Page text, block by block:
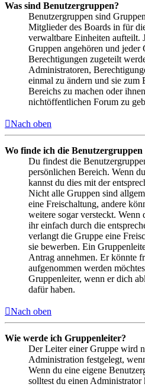
Was sind Benutzergruppen?
Benutzergruppen sind
Mitglieder des Boards in für
verwaltbare Einheiten aufteilt.
Gruppen angehören und jeder
Berechtigungen zugeteilt
Administratoren,
einmal zu ändern und sie zum
Bereichs zu machen oder
nichtöffentlichen Forum zu
Nach oben
Wo finde ich die
Du findest die
persönlichen Bereich. Wenn
kannst du dies mit der
Nicht alle Gruppen sind
eine Freischaltung, andere
weitere sogar versteckt.
ihr einfach durch die
verlangt die Gruppe eine
sie bewerben. Ein
Antrag annehmen. Er könnte
aufgenommen werden
Gruppenleiter, wenn er dich
dafür haben.
Nach oben
Wie werde ich Gruppenleiter?
Der Leiter einer Gruppe wird
Administration festgelegt,
Wenn du eine eigene
solltest du einen Administrator